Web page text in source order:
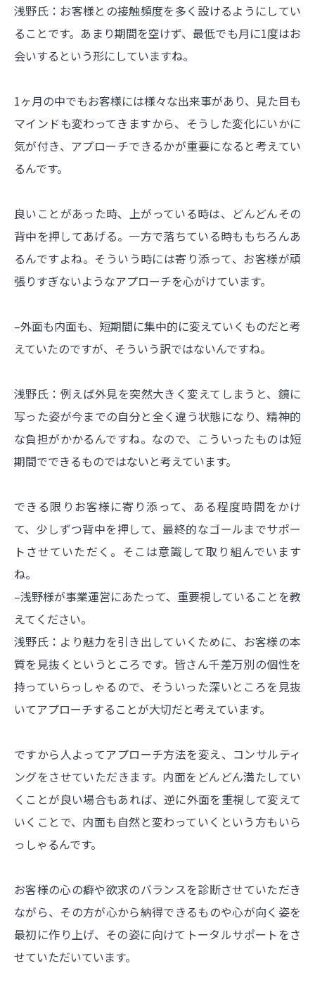
浅野氏：お客様との接触頻度を多く設けるようにしてい
ることです。あまり期間を空けず、最低でも月に1度はお
会いするという形にしていますね。
1ヶ月の中でもお客様には様々な出来事があり、見た目も
マインドも変わってきますから、そうした変化にいかに
気が付き、アプローチできるかが重要になると考えてい
るんです。
良いことがあった時、上がっている時は、どんどんその
背中を押してあげる。一方で落ちている時ももちろんあ
るんですよね。そういう時には寄り添って、お客様が頑
張りすぎないようなアプローチを心がけています。
–外面も内面も、短期間に集中的に変えていくものだと考
えていたのですが、そういう訳ではないんですね。
浅野氏：例えば外見を突然大きく変えてしまうと、鏡に
写った姿が今までの自分と全く違う状態になり、精神的
な負担がかかるんですね。なので、こういったものは短
期間でできるものではないと考えています。
できる限りお客様に寄り添って、ある程度時間をかけ
て、少しずつ背中を押して、最終的なゴールまでサポー
トさせていただく。そこは意識して取り組んでいます
ね。
–浅野様が事業運営にあたって、重要視していることを教
えてください。
浅野氏：より魅力を引き出していくために、お客様の本
質を見抜くというところです。皆さん千差万別の個性を
持っていらっしゃるので、そういった深いところを見抜
いてアプローチすることが大切だと考えています。
ですから人よってアプローチ方法を変え、コンサルティ
ングをさせていただきます。内面をどんどん満たしてい
くことが良い場合もあれば、逆に外面を重視して変えて
いくことで、内面も自然と変わっていくという方もいら
っしゃるんです。
お客様の心の癖や欲求のバランスを診断させていただき
ながら、その方が心から納得できるものや心が向く姿を
最初に作り上げ、その姿に向けてトータルサポートをさ
せていただいています。